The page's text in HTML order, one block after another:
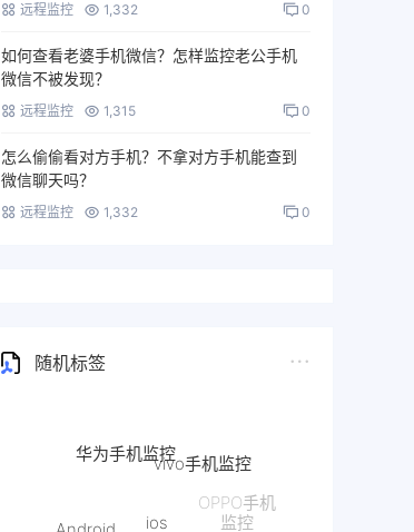
远程监控 1,332 0
如何查看老婆手机微信？怎样监控老公手机
微信不被发现？
远程监控 1,315 0
怎么偷偷看对方手机？不拿对方手机能查到
微信聊天吗？
远程监控 1,332 0
随机标签
vivo手机监控
OPPO手机
监控
Facebook